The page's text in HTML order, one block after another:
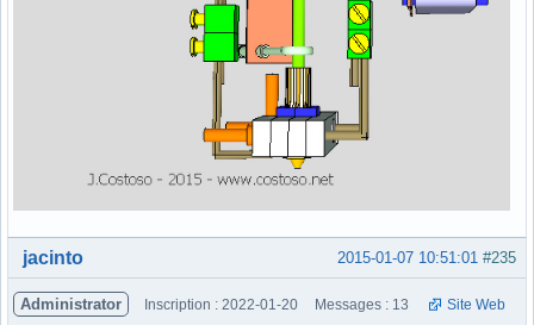
Hors ligne #235
2015-01-07 10:51:01
jacinto
Administrator Inscription : 2022-01-20 Messages : 13 Site Web